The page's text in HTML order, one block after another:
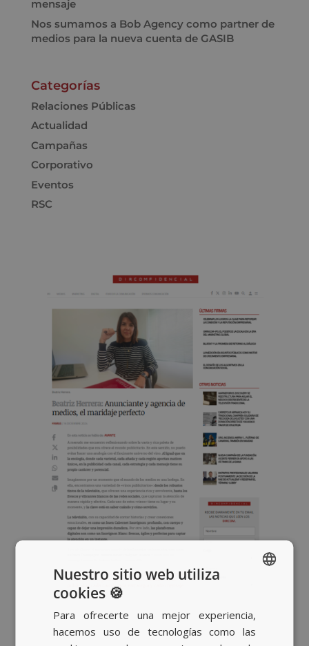
mensaje
Nos sumamos a Bob Agency como partner de
medios para la nueva cuenta de GASIB
Categorías
Relaciones Públicas
Actualidad
Campañas
Corporativo
Eventos
RSC
BASQUE
Nuestro sitio web utiliza
cookies 🍪
Para ofrecerte una mejor experiencia,
hacemos uso de tecnologías como las